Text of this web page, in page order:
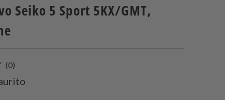
Seiko 5 Sport 5KX/GMT,
(0)
recensioni